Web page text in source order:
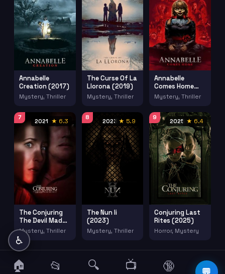
Annabelle
Creation (2017)
Mystery, Thriller
The Curse Of La
Llorona (2019)
Mystery, Thriller
Annabelle
Comes Home
(2019)
Mystery, Thriller
7
2021 ★ 6.3
The Conjuring
The Devil Made
Me Do It (2021)
Mystery, Thriller
8
2023 ★ 5.9
The Nun Ii
(2023)
Mystery, Thriller
9
2025 ★ 6.4
Conjuring Last
Rites (2025)
Horror, Mystery
♿
🏠 📂 🔍 📺 🔞 ☰